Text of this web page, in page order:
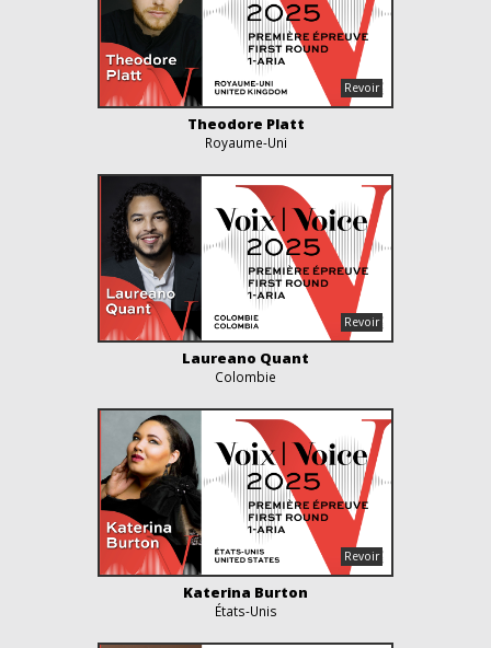
Theodore Platt
Royaume-Uni
Laureano Quant
Colombie
Katerina Burton
États-Unis